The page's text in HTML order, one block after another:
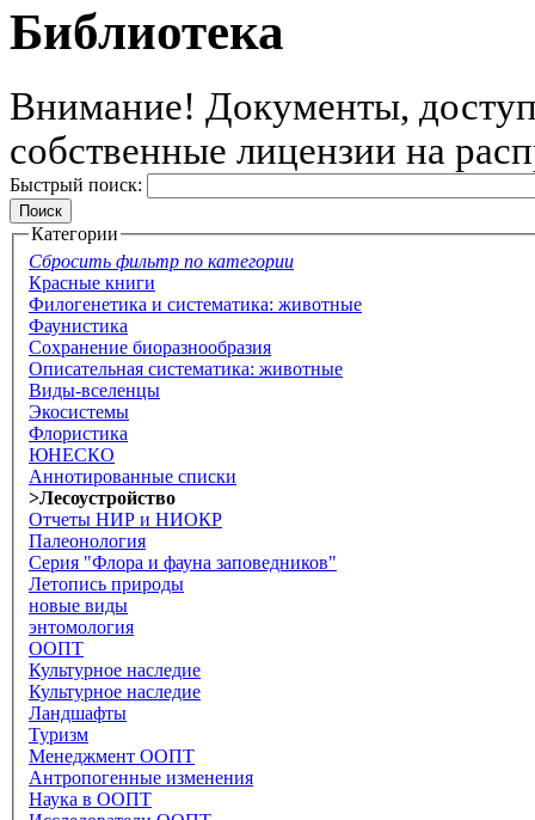
Библиотека
Внимание! Документы,
собственные лицензии на
Быстрый поиск:
Категории
Сбросить фильтр по категории
Красные книги
Филогенетика и систематика: животные
Фаунистика
Сохранение биоразнообразия
Описательная систематика: животные
Виды-вселенцы
Экосистемы
Флористика
ЮНЕСКО
Аннотированные списки
>Лесоустройство
Отчеты НИР и НИОКР
Палеонология
Серия "Флора и фауна заповедников"
Летопись природы
новые виды
энтомология
ООПТ
Культурное наследие
Культурное наследие
Ландшафты
Туризм
Менеджмент ООПТ
Антропогенные изменения
Наука в ООПТ